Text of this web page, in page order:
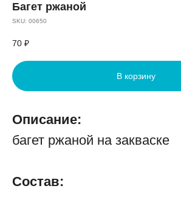
Багет ржаной
SKU: 00650
70 ₽
В корзину
Описание:
багет ржаной на закваске
Состав: